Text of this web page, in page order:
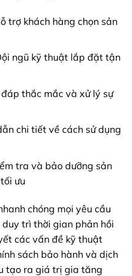
trợ khách hàng chọn sản
ngũ kỹ thuật lắp đặt tận
thắc mắc và xử lý sự
chi tiết về cách sử dụng
tra và bảo dưỡng sản
ưu
chóng mọi yêu cầu
trì thời gian phản hồi
các vấn đề kỹ thuật
sách bảo hành và dịch
tạo ra giá trị gia tăng